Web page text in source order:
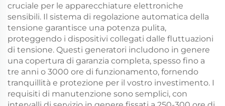
cruciale per le apparecchiature elettroniche
sensibili. Il sistema di regolazione automatica della
tensione garantisce una potenza pulita,
proteggendo i dispositivi collegati dalle fluttuazioni
di tensione. Questi generatori includono in genere
una copertura di garanzia completa, spesso fino a
tre anni o 3000 ore di funzionamento, fornendo
tranquillità e protezione per il vostro investimento. I
requisiti di manutenzione sono semplici, con